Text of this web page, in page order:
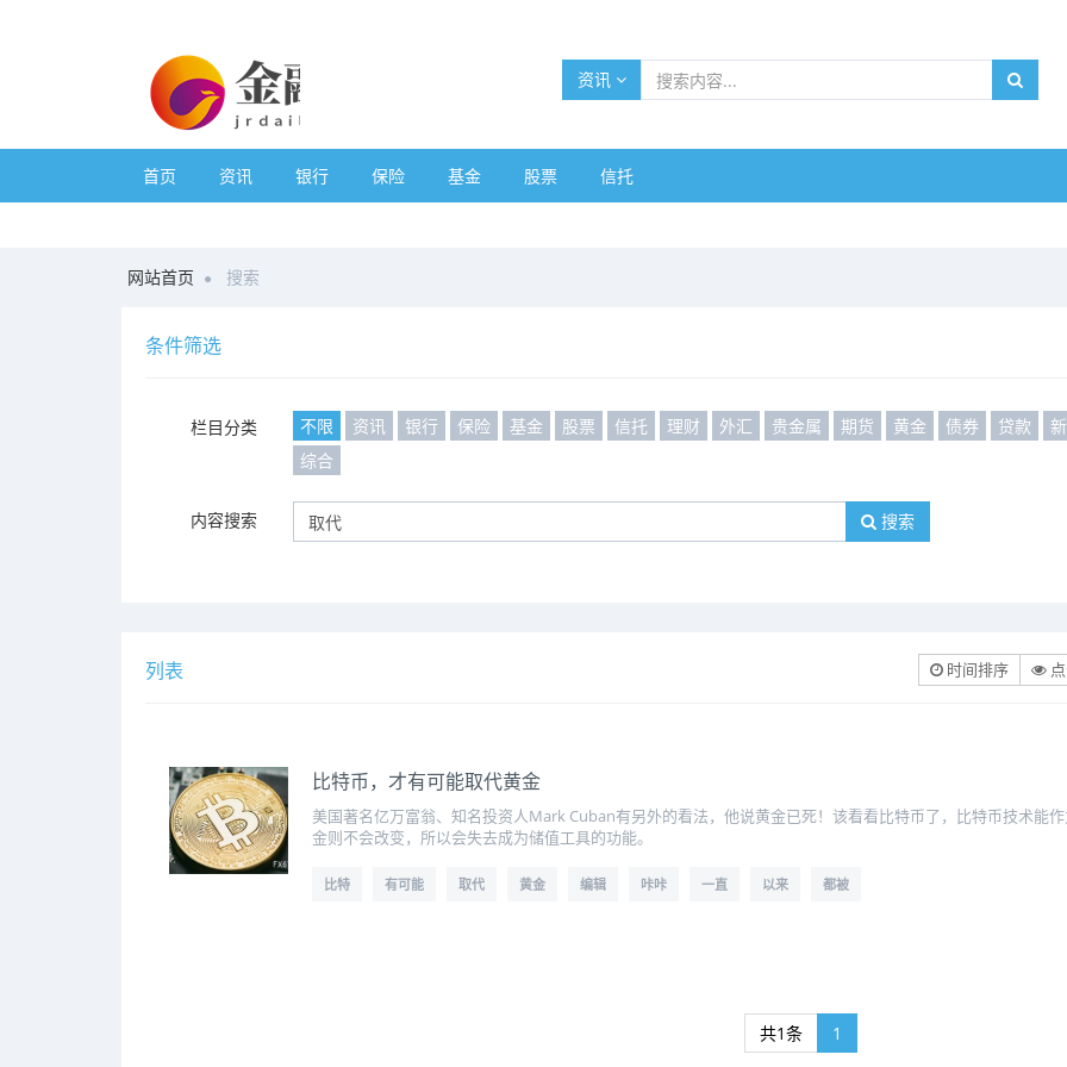
资讯
首页 资讯 银行 保险 基金 股票 信托
网站首页 搜索
条件筛选
栏目分类 不限 资讯 银行 保险 基金 股票 信托 理财 外汇 贵金属 期货 黄金 债券 贷款
综合
内容搜索 搜索
列表 时间排序
比特币，才有可能取代黄金
美国著名亿万富翁、知名投资人Mark Cuban有另外的看法，他说黄金已死！该看看比特币了，比特币技术能
金则不会改变，所以会失去成为储值工具的功能。
比特 有可能 取代 黄金 编辑 咔咔 一直 以来 都被
共1条 1